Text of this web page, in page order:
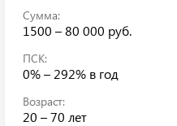
Сумма:
1500 – 80 000 руб.
ПСК:
0% – 292% в год
Возраст:
20 – 70 лет